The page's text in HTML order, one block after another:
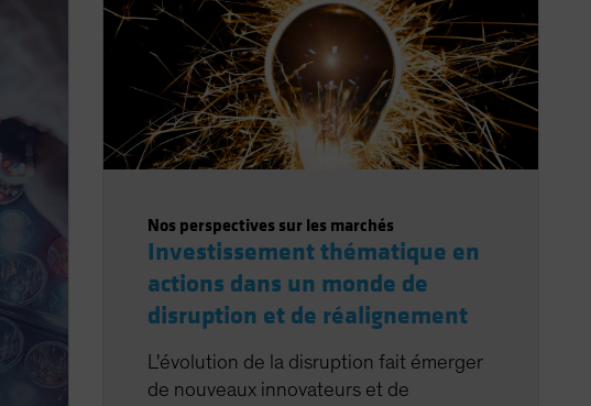
Nos perspectives sur les marchés
Investissement thématique en
actions dans un monde de
disruption et de réalignement
L'évolution de la disruption fait émerger
de nouveaux innovateurs et de